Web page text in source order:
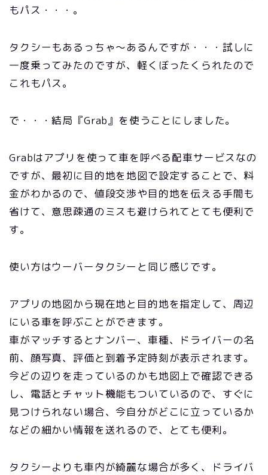
もパス・・・。
タクシーもあるっちゃ〜あるんですが・・・試しに
一度乗ってみたのですが、軽くぼったくられたので
これもパス。
で・・・結局『Grab』を使うことにしました。
Grabはアプリを使って車を呼べる配車サービスなの
ですが、最初に目的地を地図で設定することで、料
金がわかるので、値段交渉や目的地を伝える手間も
省けて、意思疎通のミスも避けられてとても便利で
す。
使い方はウーバータクシーと同じ感じです。
アプリの地図から現在地と目的地を指定して、周辺
にいる車を呼ぶことができます。
車がマッチするとナンバー、車種、ドライバーの名
前、顔写真、評価と到着予定時刻が表示されます。
今どの辺りを走っているのかも地図上で確認できる
し、電話とチャット機能もついているので、すぐに
見つけられない場合、今自分がどこに立っているか
などの細かい情報を送れるので、とても便利。
タクシーよりも車内が綺麗な場合が多く、ドライバ